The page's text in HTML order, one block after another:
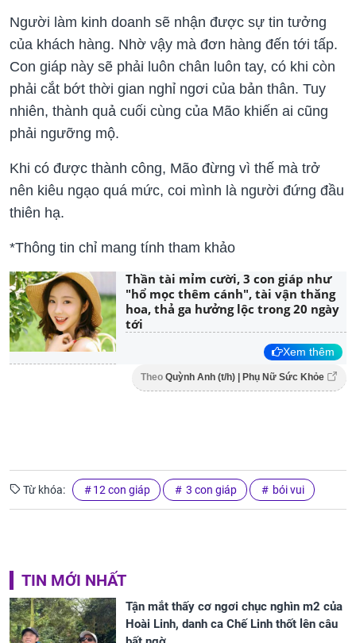
Người làm kinh doanh sẽ nhận được sự tin tưởng
của khách hàng. Nhờ vậy mà đơn hàng đến tới tấp.
Con giáp này sẽ phải luôn chân luôn tay, có khi còn
phải cắt bớt thời gian nghỉ ngơi của bản thân. Tuy
nhiên, thành quả cuối cùng của Mão khiến ai cũng
phải ngưỡng mộ.
Khi có được thành công, Mão đừng vì thế mà trở
nên kiêu ngạo quá mức, coi mình là người đứng đầu
thiên hạ.
*Thông tin chỉ mang tính tham khảo
Thần tài mỉm cười, 3 con giáp như
"hổ mọc thêm cánh", tài vận thăng
hoa, thả ga hưởng lộc trong 20 ngày
tới
Xem thêm
Theo Quỳnh Anh (t/h) | Phụ Nữ Sức Khỏe
Từ khóa: 12 con giáp 3 con giáp bói vui
TIN MỚI NHẤT
Tận mắt thấy cơ ngơi chục nghìn m2 của
Hoài Linh, danh ca Chế Linh thốt lên câu